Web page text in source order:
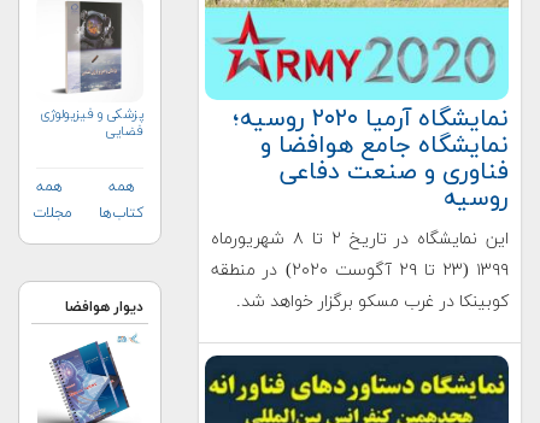
نمایشگاه آرمیا ۲۰۲۰ روسیه؛
نمایشگاه جامع هوافضا و
فناوری و صنعت دفاعی
روسیه
این نمایشگاه در تاریخ ۲ تا ۸ شهریورماه
۱۳۹۹ (۲۳ تا ۲۹ آگوست ۲۰۲۰) در منطقه
کوبینکا در غرب مسکو برگزار خواهد شد.
پزشکی و فیزیولوژی
فضایی
همه
کتاب‌ها
همه
مجلات
دیوار هوافضا